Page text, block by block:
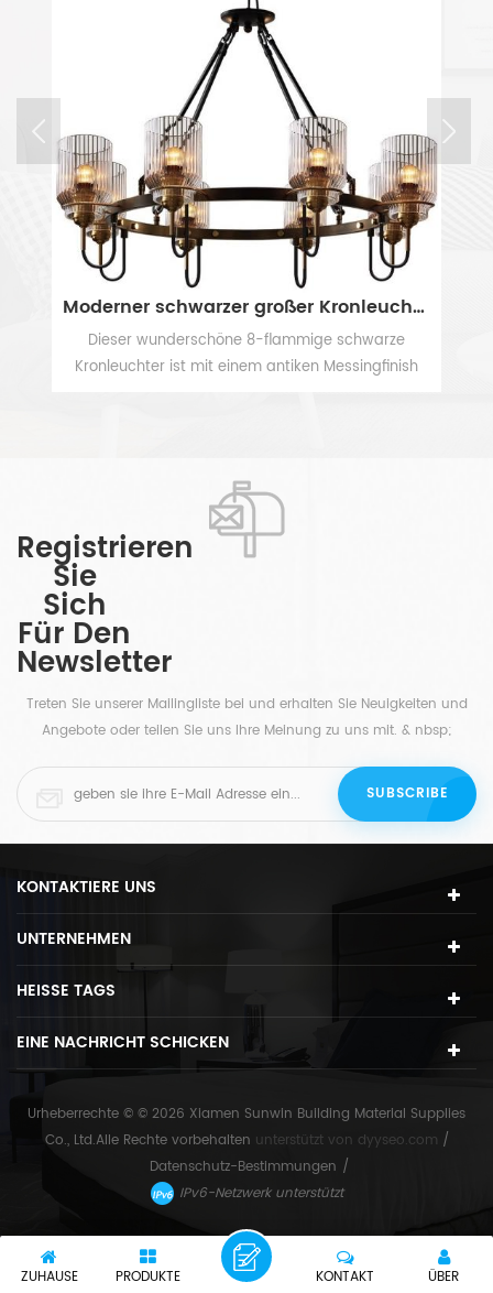
einer
in der
es
und
sich
mit 8 Armen, die stolz die hellen Lichter, hochhalten
traditioneller Kronleuchter aus Messing ist eine
umwerfend Kronleuchter aus Messing ist ein
königlicher und auffälliger Gegenstand, hängen Sie
ihn über den Esstisch oder in die Mitte Ihres
an einem runden Baldachin und einer Länge mit
Registrieren
Sie
Sich
Für Den
Newsletter
Treten Sie unserer Mailingliste bei und erhalten Sie Neuigkeiten und
Angebote oder teilen Sie uns Ihre Meinung zu uns mit. & nbsp;
KONTAKTIERE UNS
UNTERNEHMEN
HEISSE TAGS
EINE NACHRICHT SCHICKEN
Urheberrechte © © 2026 Xiamen Sunwin Building Material Supplies
Co., Ltd.Alle Rechte vorbehalten unterstützt von dyyseo.com /
Datenschutz-Bestimmungen /
IPv6-Netzwerk unterstützt
ZUHAUSE PRODUKTE ÜBER
KONTAKT